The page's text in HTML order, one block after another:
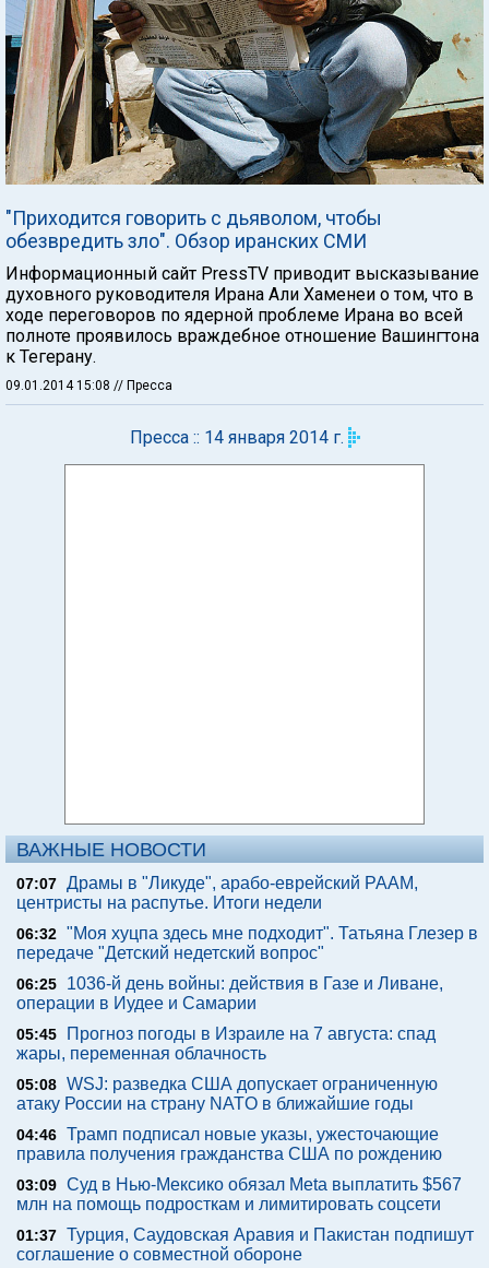
"Приходится говорить с дьяволом, чтобы
обезвредить зло". Обзор иранских СМИ
Информационный сайт PressTV приводит высказывание
духовного руководителя Ирана Али Хаменеи о том, что в
ходе переговоров по ядерной проблеме Ирана во всей
полноте проявилось враждебное отношение Вашингтона
к Тегерану.
09.01.2014 15:08 // Пресса
Пресса :: 14 января 2014 г.
ВАЖНЫЕ НОВОСТИ
07:07 Драмы в "Ликуде", арабо-еврейский РААМ,
центристы на распутье. Итоги недели
06:32 "Моя хуцпа здесь мне подходит". Татьяна Глезер в
передаче "Детский недетский вопрос"
06:25
1036-й день войны: действия в Газе и Ливане,
операции в Иудее и Самарии
05:45
Прогноз погоды в Израиле на 7 августа: спад
жары, переменная облачность
05:08 WSJ: разведка США допускает ограниченную
атаку России на страну NATO в ближайшие годы
04:46 Трамп подписал новые указы, ужесточающие
правила получения гражданства США по рождению
03:09 Суд в Нью-Мексико обязал Meta выплатить $567
млн на помощь подросткам и лимитировать соцсети
01:37 Турция, Саудовская Аравия и Пакистан подпишут
соглашение о совместной обороне